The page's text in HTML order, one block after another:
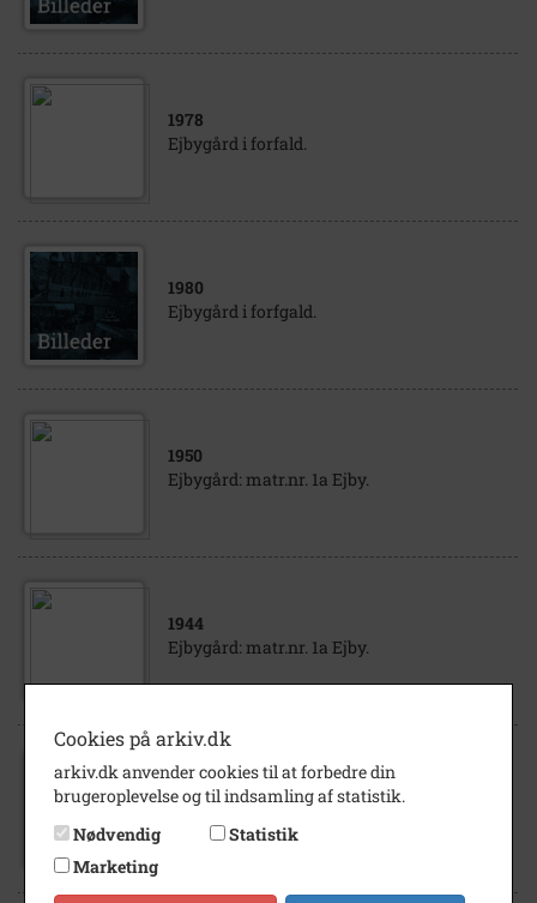
1978
Ejbygård i forfald.
1980
Ejbygård i forfgald.
1950
Ejbygård: matr.nr. 1a Ejby.
1944
Ejbygård: matr.nr. 1a Ejby.
1944
Cookies på arkiv.dk
arkiv.dk anvender cookies til at forbedre din
brugeroplevelse og til indsamling af statistik.
Nødvendig
Statistik
Marketing